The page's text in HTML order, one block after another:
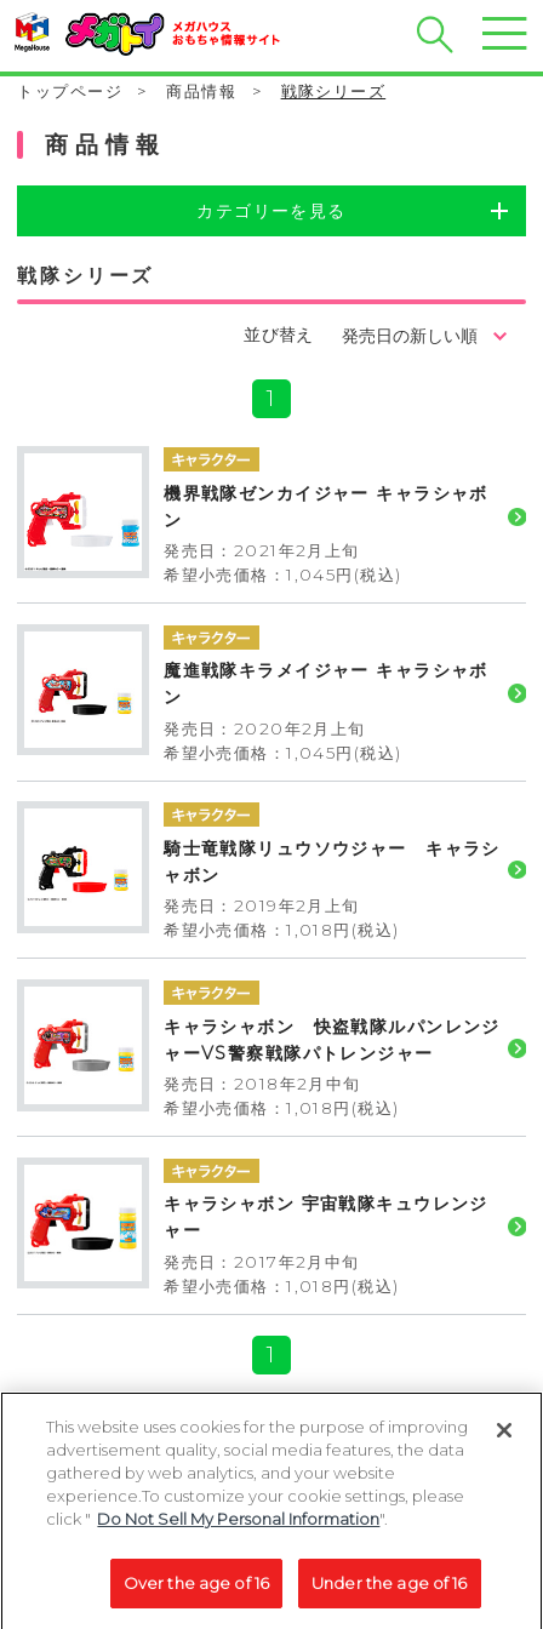
トップページ > 商品情報 > 戦隊シリーズ
商品情報
カテゴリーを見る
戦隊シリーズ
並び替え
1
機界戦隊ゼンカイジャー キャラシャボ
ン
発売日：2021年2月上旬
希望小売価格：1,045円(税込)
魔進戦隊キラメイジャー キャラシャボ
ン
発売日：2020年2月上旬
希望小売価格：1,045円(税込)
騎士竜戦隊リュウソウジャー キャラシ
ャボン
発売日：2019年2月上旬
希望小売価格：1,018円(税込)
キャラシャボン 快盗戦隊ルパンレンジ
ャーVS警察戦隊パトレンジャー
発売日：2018年2月中旬
希望小売価格：1,018円(税込)
キャラシャボン 宇宙戦隊キュウレンジ
ャー
発売日：2017年2月中旬
希望小売価格：1,018円(税込)
1
ページトップに戻る
Copyright 2005-2026 MegaHouse Corporation. All rights reserved.
All other products are trademarks or registed of their respective owners.
コピーライト一覧を表示する
This website uses cookies for the purpose of improving
advertisement quality, social media features, the data
gathered by web analytics, and your website
experience.To customize your cookie settings, please
click " Do Not Sell My Personal Information".
Under the age of 16
Over the age of 16